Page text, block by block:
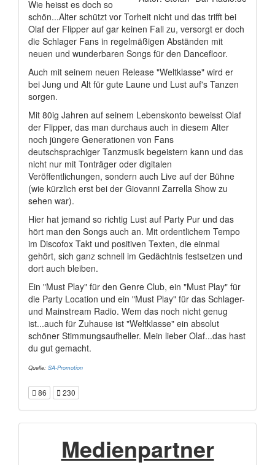
Wie heisst es doch so
schön...Alter schützt vor Torheit nicht und das trifft bei
Olaf der Flipper auf gar keinen Fall zu, versorgt er doch
die Schlager Fans in regelmäßigen Abständen mit
neuen und wunderbaren Songs für den Dancefloor.
Auch mit seinem neuen Release "Weltklasse" wird er
bei Jung und Alt für gute Laune und Lust auf's Tanzen
sorgen.
Mit 80ig Jahren auf seinem Lebenskonto beweisst Olaf
der Flipper, das man durchaus auch in diesem Alter
noch jüngere Generationen von Fans
deutschsprachiger Tanzmusik begeistern kann und das
nicht nur mit Tonträger oder digitalen
Veröffentlichungen, sondern auch Live auf der Bühne
(wie kürzlich erst bei der Giovanni Zarrella Show zu
sehen war).
Hier hat jemand so richtig Lust auf Party Pur und das
hört man den Songs auch an. Mit ordentlichem Tempo
im Discofox Takt und positiven Texten, die einmal
gehört, sich ganz schnell im Gedächtnis festsetzen und
dort auch bleiben.
Ein "Must Play" für den Genre Club, ein "Must Play" für
die Party Location und ein "Must Play" für das Schlager-
und Mainstream Radio. Wem das noch nicht genug
ist...auch für Zuhause ist "Weltklasse" ein absolut
schöner Stimmungsaufheller. Mein lieber Olaf...das hast
du gut gemacht.
Quelle: SA-Promotion
86 230
Medienpartner